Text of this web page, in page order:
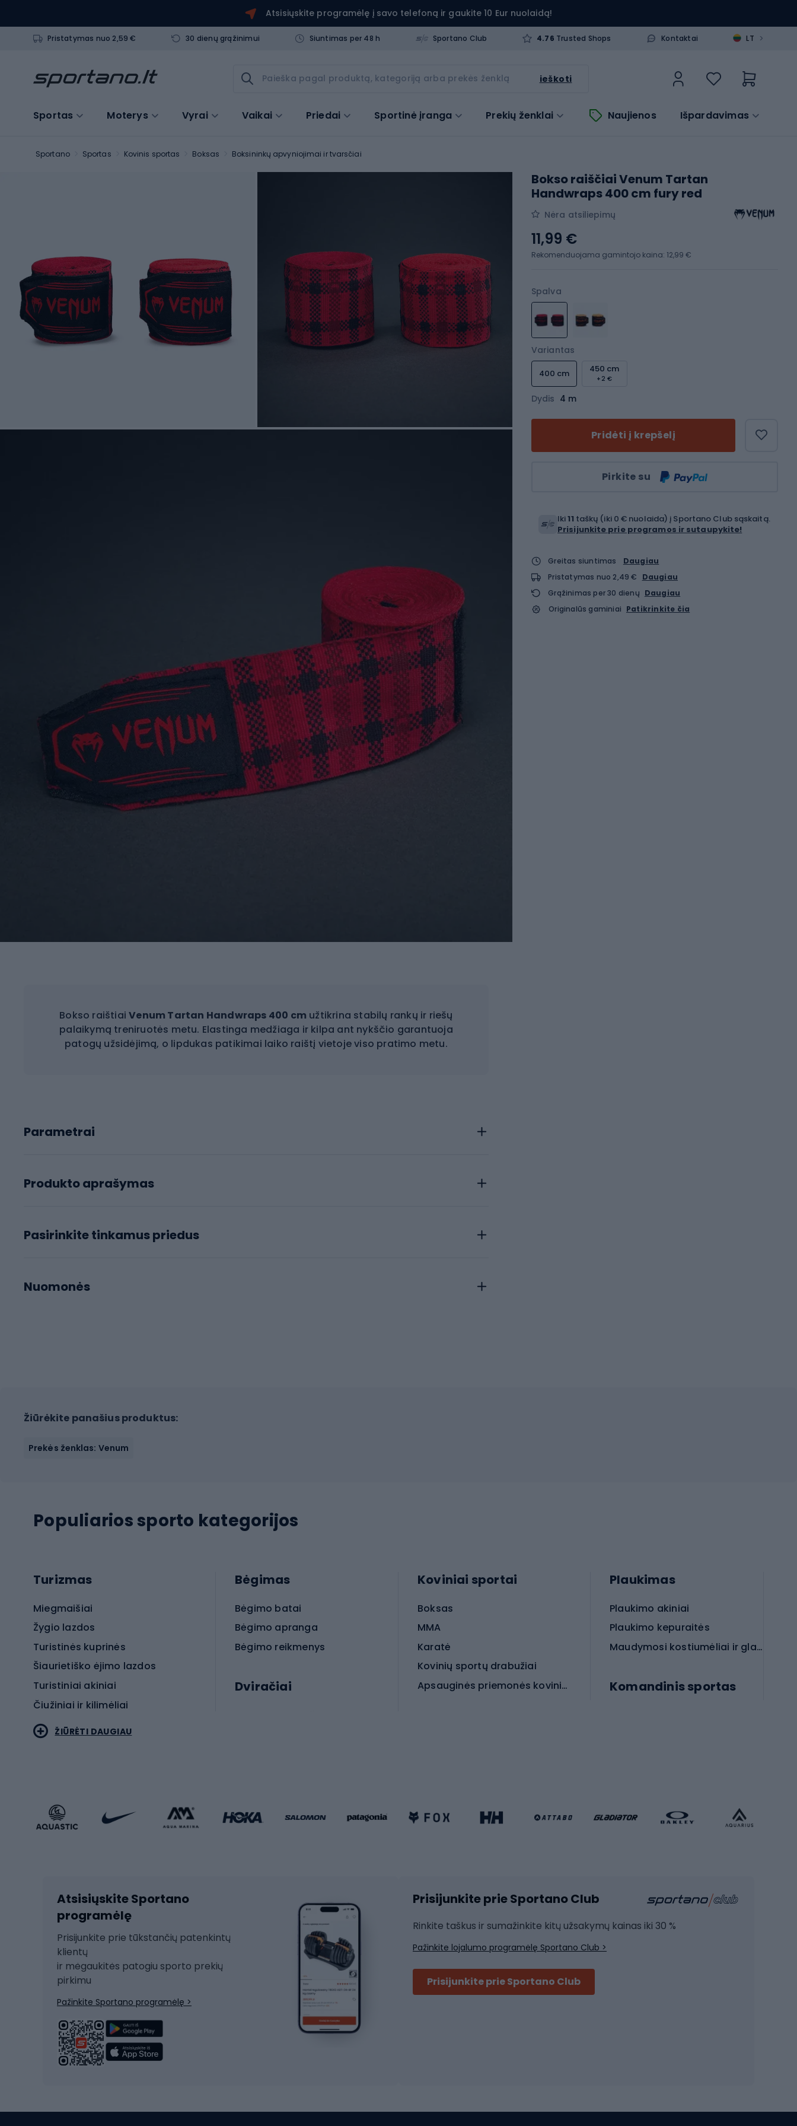
Atsisiųskite programėlę į savo telefoną ir gaukite 10 Eur nuolaidą!
Pristatymas nuo 2,59 € 30 dienų grąžinimui Siuntimas per 48 h Sportano Club 4.76 Trusted Shops Kontaktai LT >
ieškoti
Sportas Moterys Vyrai Vaikai Priedai Sportinė įranga Prekių ženklai Naujienos Išpardavimas
Sportano Sportas Kovinis sportas Boksas Boksininkų apvyniojimai ir tvarsčiai
Bokso raištiaiVenum Tartan Handwraps 400 cm užtikrina stabilų rankų ir riešų
palaikymą treniruotės metu. Elastinga medžiaga ir kilpa ant nykščio garantuoja
patogų užsidėjimą, o lipdukas patikimai laiko raištį vietoje viso pratimo metu.
Parametrai
Produkto aprašymas
Pasirinkite tinkamus priedus
Nuomonės
Bokso raiščiai Venum Tartan
Handwraps 400 cm fury red
Nėra atsiliepimų
Spalva
Variantas
400 cm 450 cm
+2 €
Dydis 4 m
Pridėti į krepšelį
Pirkite su
11,99 €
Rekomenduojama gamintojo kaina: 12,99 €
Iki11 taškų (iki 0 € nuolaida) į Sportano Club sąskaitą.
Prisijunkite prie programos ir sutaupykite!
Greitas siuntimas
Daugiau
Pristatymas nuo 2,49 €
Daugiau
Grąžinimas per 30 dienų Daugiau
Originalūs gaminiai Patikrinkite čia
Žiūrėkite panašius produktus:
Prekės ženklas: Venum
Populiarios sporto kategorijos
Turizmas
Miegmaišiai
Žygio lazdos
Turistinės kuprinės
Šiaurietiško ėjimo lazdos
Turistiniai akiniai
Čiužiniai ir kilimėliai
Sportinio stiliaus avalynė
Sportinio stiliaus aksesuarai
Čiuožimas
Rogės
Žygio batai
Alpinizmo batai
Turistiniai batai
Vandens sportai
Baidarės
Bėgimas
Bėgimo batai
Bėgimo apranga
Bėgimo reikmenys
Dviračiai
Vaikiški dviračiai
Dviračių marškinėliai
Dviračių kelnės
Dviračių striukės
Dviračių džemperiai
Dviračių kepurės
Dviračių priedai
Koviniai sportai
Boksas
MMA
Karatė
Kovinių sportų drabužiai
Apsauginės priemonės koviniam sportui
Riedučiai
Rakečių sportas
Badmintonas
Stalo tenisas
Tenisas
Plaukimas
Plaukimo akiniai
Plaukimo kepuraitės
Maudymosi kostiumėliai ir glaudės
Komandinis sportas
Krepšinio apranga
Jėgos įranga
Joga
ŽIŪRĖTI DAUGIAU
Atsisiųskite Sportano
programėlę
Prisijunkite prie tūkstančių patenkintų
klientų
ir mėgaukitės patogiu sporto prekių
pirkimu
Pažinkite Sportano programėlę >
Prisijunkite prie Sportano Club
Rinkite taškus ir sumažinkite kitų užsakymų kainas iki 30 %
Pažinkite lojalumo programėlę Sportano Club >
Prisijunkite prie Sportano Club